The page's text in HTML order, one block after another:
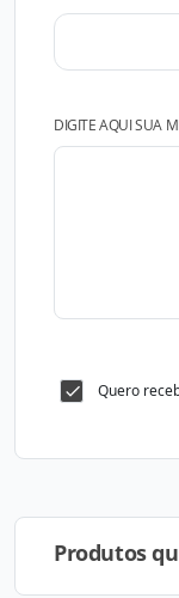
DIGITE AQUI SUA
Quero
Produtos